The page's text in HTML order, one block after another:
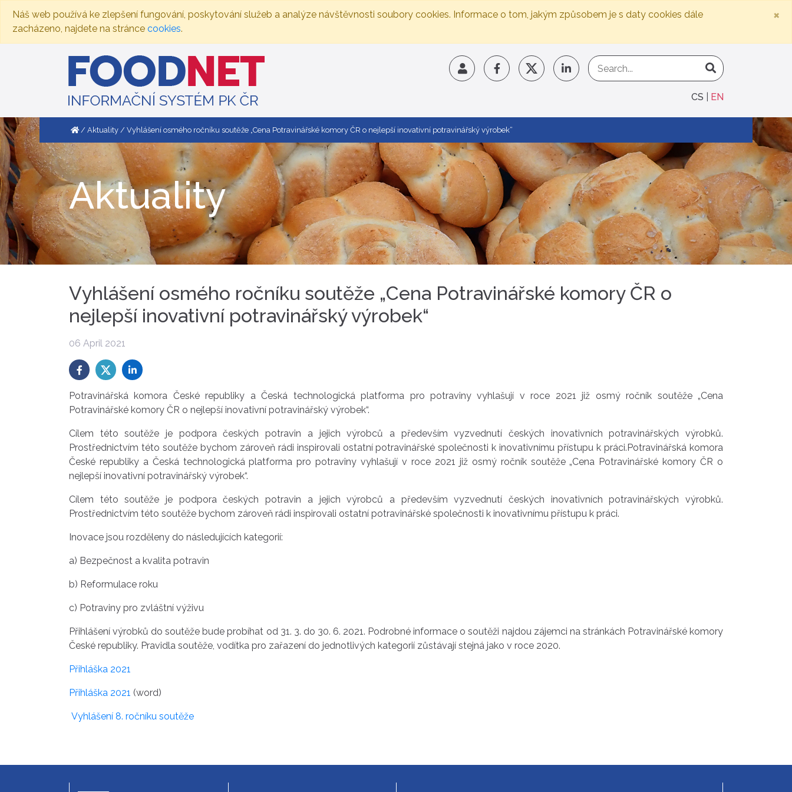
Náš web používá ke zlepšení fungování, poskytování služeb a analýze návštěvnosti soubory cookies. Informace o tom, jakým způsobem je s daty cookies dále
zacházeno, najdete na stránce cookies.
×
CS EN
Aktuality Vyhlášení osmého ročníku soutěže „Cena Potravinářské komory ČR o nejlepší inovativní potravinářský výrobek“
Aktuality
Vyhlášení osmého ročníku soutěže „Cena Potravinářské komory ČR o
nejlepší inovativní potravinářský výrobek“
06 April 2021
Potravinářská komora České republiky a Česká technologická platforma pro potraviny vyhlašují v roce 2021 již osmý ročník soutěže „Cena
Potravinářské komory ČR o nejlepší inovativní potravinářský výrobek“.
Cílem této soutěže je podpora českých potravin a jejich výrobců a především vyzvednutí českých inovativních potravinářských výrobků.
Prostřednictvím této soutěže bychom zároveň rádi inspirovali ostatní potravinářské společnosti k inovativnímu přístupu k práci.Potravinářská komora
České republiky a Česká technologická platforma pro potraviny vyhlašují v roce 2021 již osmý ročník soutěže „Cena Potravinářské komory ČR o
nejlepší inovativní potravinářský výrobek“.
Cílem této soutěže je podpora českých potravin a jejich výrobců a především vyzvednutí českých inovativních potravinářských výrobků.
Prostřednictvím této soutěže bychom zároveň rádi inspirovali ostatní potravinářské společnosti k inovativnímu přístupu k práci.
Inovace jsou rozděleny do následujících kategorií:
a) Bezpečnost a kvalita potravin
b) Reformulace roku
c) Potraviny pro zvláštní výživu
Přihlášení výrobků do soutěže bude probíhat od 31. 3. do 30. 6. 2021. Podrobné informace o soutěži najdou zájemci na stránkách Potravinářské komory
České republiky. Pravidla soutěže, vodítka pro zařazení do jednotlivých kategorií zůstávají stejná jako v roce 2020.
Přihláška 2021
Přihláška 2021 (word)
Vyhlášení 8. ročníku soutěže